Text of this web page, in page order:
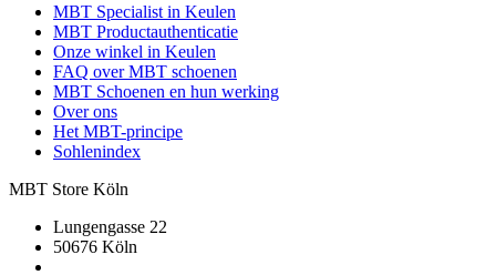
MBT Specialist in Keulen
MBT Productauthenticatie
Onze winkel in Keulen
FAQ over MBT schoenen
MBT Schoenen en hun werking
Over ons
Het MBT-principe
Sohlenindex
MBT Store Köln
Lungengasse 22
50676 Köln